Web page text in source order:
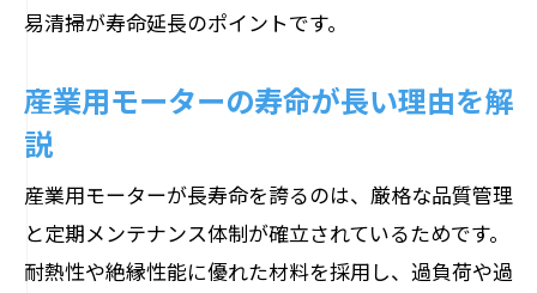
易清掃が寿命延長のポイントです。
産業用モーターの寿命が長い理由を解
説
産業用モーターが長寿命を誇るのは、厳格な品質管理
と定期メンテナンス体制が確立されているためです。
耐熱性や絶縁性能に優れた材料を採用し、過負荷や過